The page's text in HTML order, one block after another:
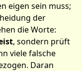
eigen sein muss;
der
die Worte:
, sondern prüft
viele falsche
Daran